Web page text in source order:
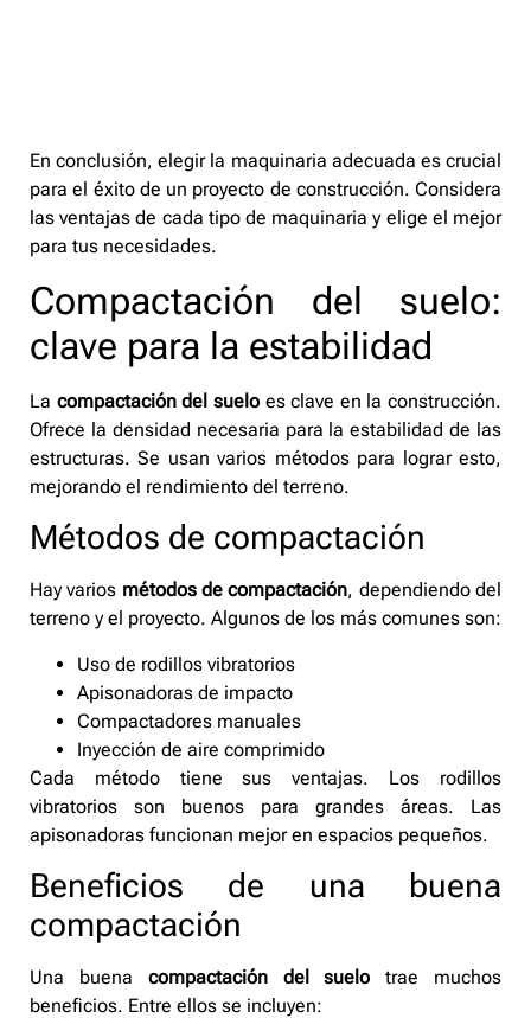
En conclusión, elegir la maquinaria adecuada es crucial
para el éxito de un proyecto de construcción. Considera
las ventajas de cada tipo de maquinaria y elige el mejor
para tus necesidades.
Compactación del suelo:
clave para la estabilidad
La compactación del sueloes clave en la construcción.
Ofrece la densidad necesaria para la estabilidad de las
estructuras. Se usan varios métodos para lograr esto,
mejorando el rendimiento del terreno.
Métodos de compactación
Hay varios métodos de compactación, dependiendo del
terreno y el proyecto. Algunos de los más comunes son:
Uso de rodillos vibratorios
Apisonadoras de impacto
Compactadores manuales
Inyección de aire comprimido
Cada método tiene sus ventajas. Los rodillos
vibratorios son buenos para grandes áreas. Las
apisonadoras funcionan mejor en espacios pequeños.
Beneficios de una buena
compactación
Una buena compactación del suelo trae muchos
beneficios. Entre ellos se incluyen: